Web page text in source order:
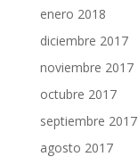
enero 2018
diciembre 2017
noviembre 2017
octubre 2017
septiembre 2017
agosto 2017